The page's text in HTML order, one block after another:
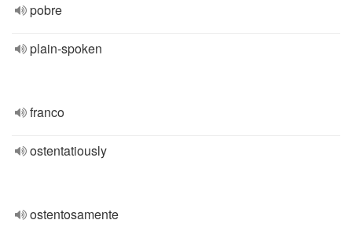
pobre
plain-spoken
franco
ostentatiously
ostentosamente